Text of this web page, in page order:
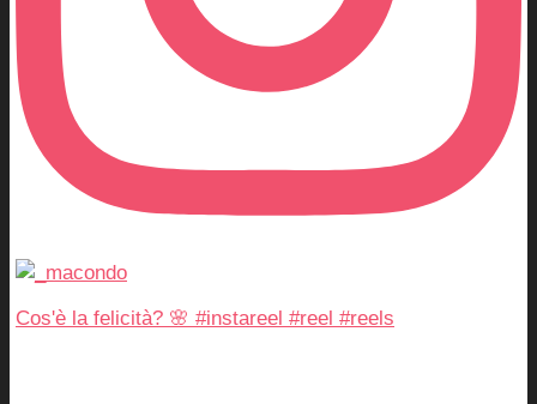
Cos'è la felicità? 🌸 #instareel #reel #reels